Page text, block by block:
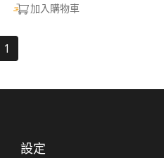
加入購物車
1
設定